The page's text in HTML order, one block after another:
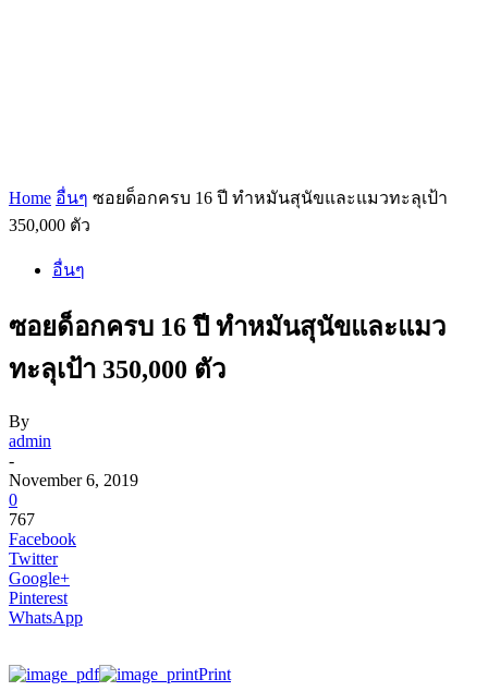
Home อื่นๆ ซอยด็อกครบ 16 ปี ทำหมันสุนัขและแมวทะลุเป้า
350,000 ตัว
อื่นๆ
ซอยด็อกครบ 16 ปี ทำหมันสุนัขและแมว
ทะลุเป้า 350,000 ตัว
By
admin
-
November 6, 2019
0
767
Facebook
Twitter
Google+
Pinterest
WhatsApp
Print